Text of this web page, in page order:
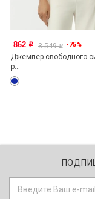
862 o 3 549o -75%
Джемпер свободного
р...